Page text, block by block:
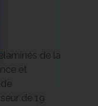
de la
et
de 19